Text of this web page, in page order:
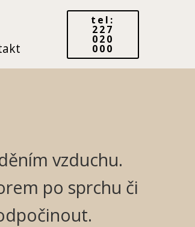
tel:
227
020
000
vzduchu.
po sprchu či